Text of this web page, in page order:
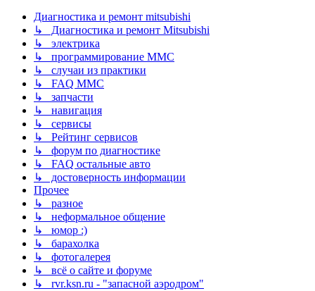
Диагностика и ремонт mitsubishi
↳ Диагностика и ремонт Mitsubishi
↳ электрика
↳ программирование MMC
↳ случаи из практики
↳ FAQ MMC
↳ запчасти
↳ навигация
↳ сервисы
↳ Рейтинг сервисов
↳ форум по диагностике
↳ FAQ остальные авто
↳ достоверность информации
Прочее
↳ разное
↳ неформальное общение
↳ юмор :)
↳ барахолка
↳ фотогалерея
↳ всё о сайте и форуме
↳ rvr.ksn.ru - "запасной аэродром"